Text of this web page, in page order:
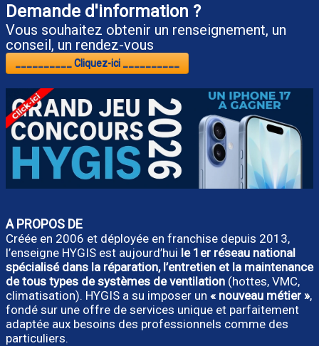
Demande d'information ?
Vous souhaitez obtenir un renseignement, un
conseil, un rendez-vous
__________ Cliquez-ici __________
A PROPOS DE
Créée en 2006 et déployée en franchise depuis 2013,
l’enseigne HYGIS est aujourd’hui le 1er réseau national
spécialisé dans la réparation, l’entretien et la maintenance
de tous types de systèmes de ventilation (hottes, VMC,
climatisation). HYGIS a su imposer un « nouveau métier »,
fondé sur une offre de services unique et parfaitement
adaptée aux besoins des professionnels comme des
particuliers.